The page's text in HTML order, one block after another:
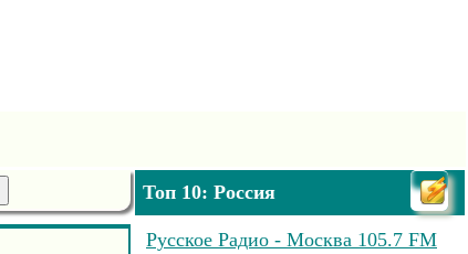
Топ 10: Россия
Русское Радио - Москва 105.7 FM